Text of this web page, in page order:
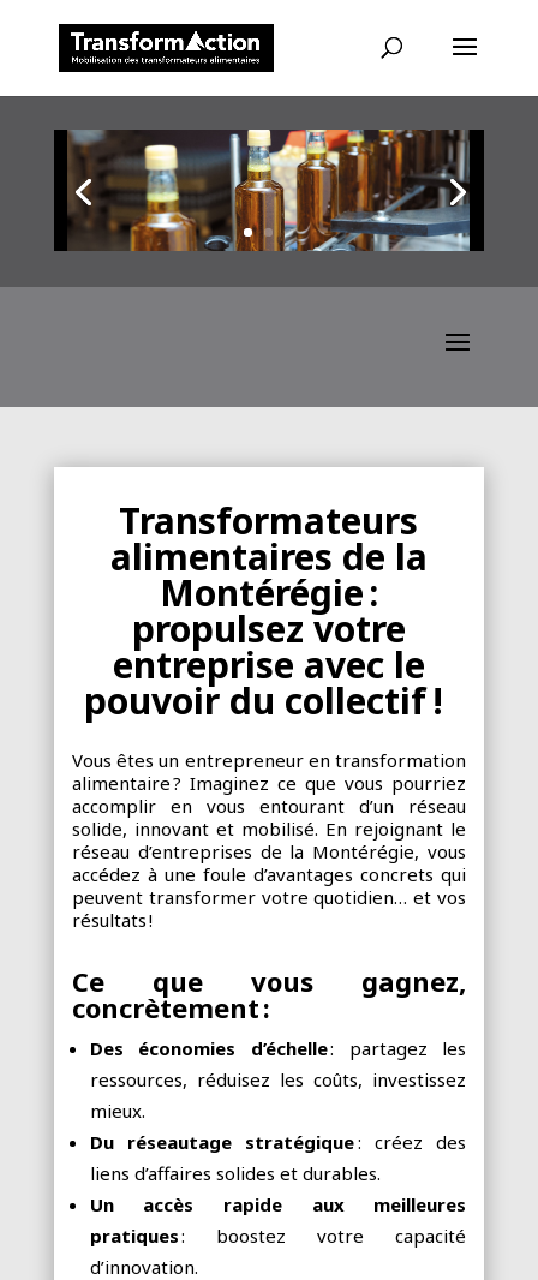
Transformateurs
alimentaires de la
Montérégie :
propulsez votre
entreprise avec le
pouvoir du collectif !
Vous êtes un entrepreneur en transformation
alimentaire? Imaginez ce que vous pourriez
accomplir en vous entourant d’un réseau
solide, innovant et mobilisé. En rejoignant le
réseau d’entreprises de la Montérégie, vous
accédez à une foule d’avantages concrets qui
peuvent transformer votre quotidien… et vos
résultats!
Ce que vous gagnez,
concrètement :
Des économies d’échelle: partagez les
ressources, réduisez les coûts, investissez
mieux.
Du réseautage stratégique: créez des
liens d’affaires solides et durables.
Un accès rapide aux meilleures
pratiques: boostez votre capacité
d’innovation.